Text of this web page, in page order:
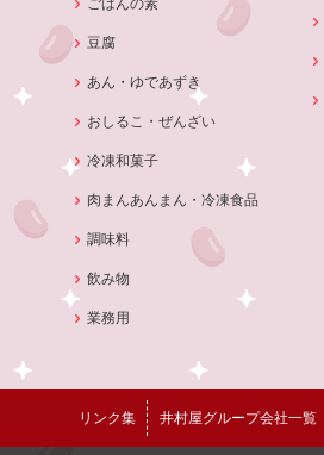
ごはんの素
豆腐
あん・ゆであずき
おしるこ・ぜんざい
冷凍和菓子
肉まんあんまん・冷凍食品
調味料
飲み物
業務用
リンク集 井村屋グループ会社一覧